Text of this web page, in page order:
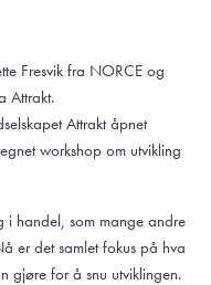
Fresvik fra NORCE og
Attrakt.
Attrakt åpnet
workshop om utvikling
i handel, som mange andre
er det samlet fokus på hva
gjøre for å snu utviklingen.